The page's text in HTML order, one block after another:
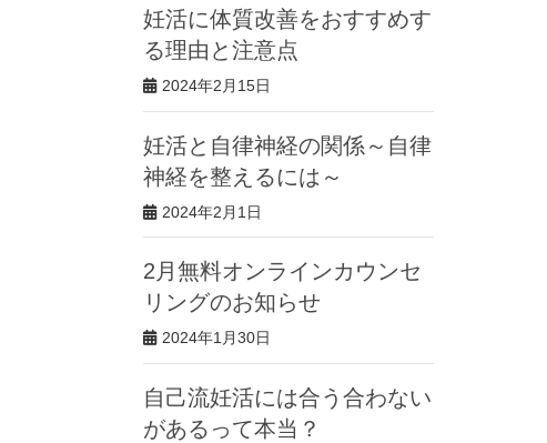
妊活に体質改善をおすすめす
る理由と注意点
2024年2月15日
妊活と自律神経の関係～自律
神経を整えるには～
2024年2月1日
2月無料オンラインカウンセ
リングのお知らせ
2024年1月30日
自己流妊活には合う合わない
があるって本当？